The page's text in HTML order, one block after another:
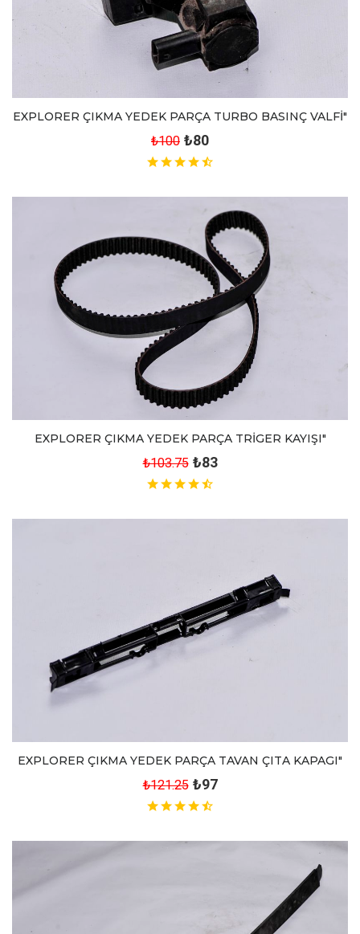
EXPLORER ÇIKMA YEDEK PARÇA TURBO BASINÇ VALFİ"
₺100 ₺80
EXPLORER ÇIKMA YEDEK PARÇA TRİGER KAYIŞI"
₺103.75 ₺83
EXPLORER ÇIKMA YEDEK PARÇA TAVAN ÇITA KAPAGI"
₺121.25 ₺97